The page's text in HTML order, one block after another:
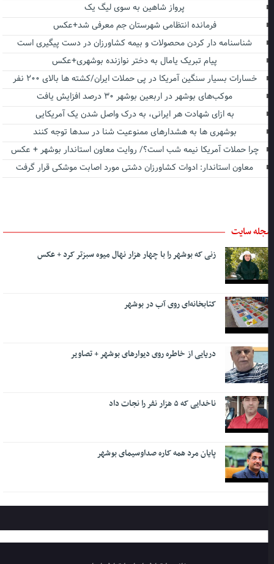
پرواز شاهین به سوی لیگ یک
فرمانده انتظامی شهرستان جم معرفی شد+عکس
شناسنامه دار کردن محصولات و بیمه کشاورزان در دست پیگیری است
پیام تبریک یامال به دختر نوازنده بوشهری+عکس
خسارات بسیار سنگین آمریکا در پی حملات ایران/کشته ها بالای ۲۰۰ نفر
موکب‌های بوشهر در اربعین بوشهر ۳۰ درصد افزایش یافت
به ازای شهادت هر ایرانی، به درک واصل شدن یک آمریکایی
بوشهری ها به هشدارهای ممنوعیت شنا در سدها توجه کنند
چرا حملات آمریکا نیمه شب است؟/ روایت معاون استاندار بوشهر + عکس
معاون استاندار: ادوات کشاورزان دشتی مورد اصابت موشکی قرار گرفت
سایت
زنی که بوشهر را با چهار هزار نهال میوه سبزتر کرد + عکس
کتابخانه‌ای روی آب در بوشهر
دریایی از خاطره روی دیوارهای بوشهر + تصاویر
ناخدایی که ۵ هزار نفر را نجات داد
پایان مرد همه کاره صداوسیمای بوشهر